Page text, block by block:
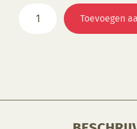
Tropical
Toevoegen